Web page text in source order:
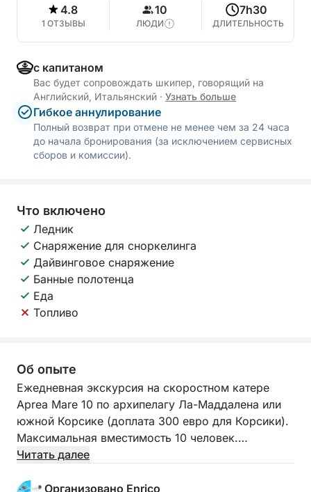
4.8
1 ОТЗЫВЫ
10
ЛЮДИ
7h30
ДЛИТЕЛЬНОСТЬ
с капитаном
Вас будет сопровождать шкипер, говорящий на
Английский, Итальянский · Узнать больше
Гибкое аннулирование
Полный возврат при отмене не менее чем за 24 часа
до начала бронирования (за исключением сервисных
сборов и комиссии).
Что включено
Ледник
Снаряжение для сноркелинга
Дайвинговое снаряжение
Банные полотенца
Еда
Топливо
Об опыте
Ежедневная экскурсия на скоростном катере
Aprea Mare 10 по архипелагу Ла-Маддалена или
южной Корсике (доплата 300 евро для Корсики).
Максимальная вместимость 10 человек.
Наш скоростной катер идеально подходит для
На борту вы найдете все необходимое: тент,
Читать далее
Организовано Enrico